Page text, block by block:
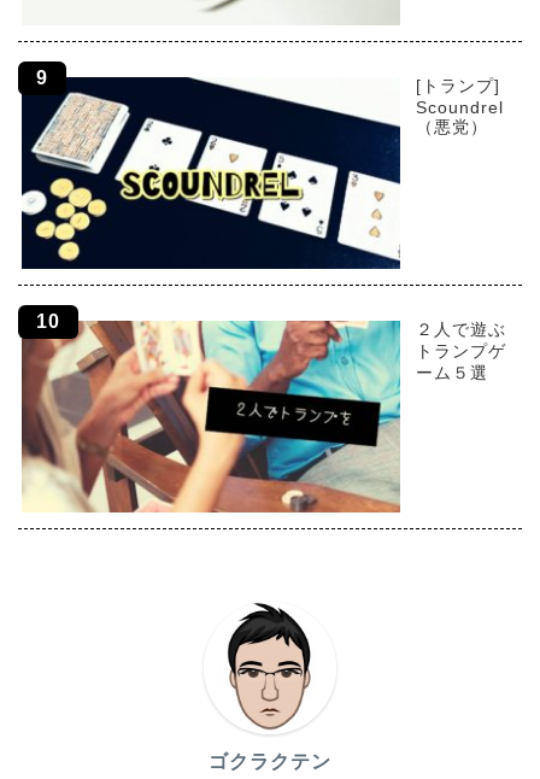
[トランプ]
Scoundrel
（悪党）
２人で遊ぶ
トランプゲ
ーム５選
ゴクラクテン